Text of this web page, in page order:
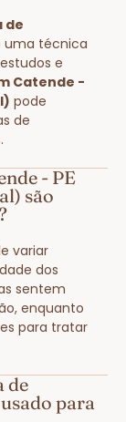
de
uma técnica
e
Catende -
pode
de
- PE
são
variar
dos
sentem
enquanto
para tratar
de
para